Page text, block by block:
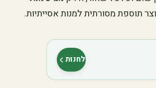
תוספת מסורתית למנות אסייתיות.
לחנות(נפתח בלשונית חדשה)